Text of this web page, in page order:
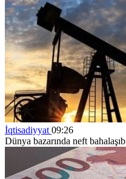
İqtisadiyyat 09:26
Dünya bazarında neft bahalaşıb